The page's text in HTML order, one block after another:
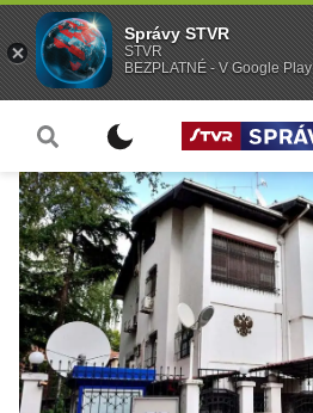
Správy STVR
STVR
BEZPLATNÉ - V Google Play